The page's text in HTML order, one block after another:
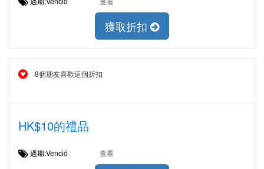
獲取折扣
8個朋友喜歡這個折扣
HK$10的禮品
過期:Venció 查看